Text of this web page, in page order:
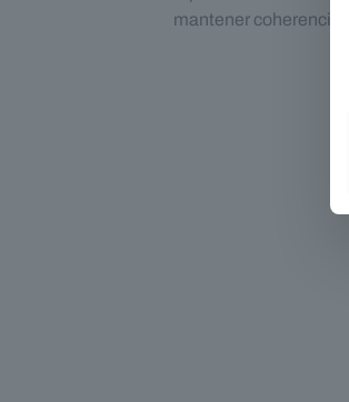
mantener coherencia